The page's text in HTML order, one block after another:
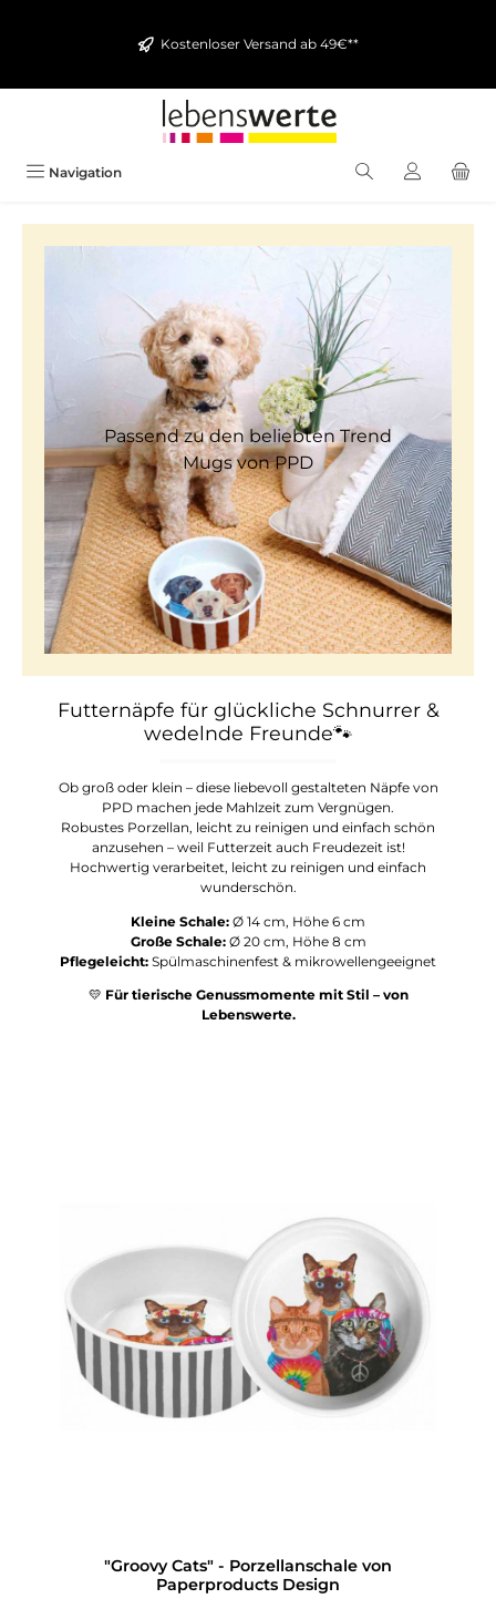
Kostenloser Versand ab 49€**
Navigation
Passend zu den beliebten Trend
Mugs von PPD
Futternäpfe für glückliche Schnurrer &
wedelnde Freunde🐾
Ob groß oder klein – diese liebevoll gestalteten Näpfe von
PPD machen jede Mahlzeit zum Vergnügen.
Robustes Porzellan, leicht zu reinigen und einfach schön
anzusehen – weil Futterzeit auch Freudezeit ist!
Hochwertig verarbeitet, leicht zu reinigen und einfach
wunderschön.
Kleine Schale: Ø 14 cm, Höhe 6 cm
Große Schale:Ø 20 cm, Höhe 8 cm
Pflegeleicht: Spülmaschinenfest & mikrowellengeeignet
💛 Für tierische Genussmomente mit Stil – von
Lebenswerte.
"Groovy Cats" - Porzellanschale von
Paperproducts Design